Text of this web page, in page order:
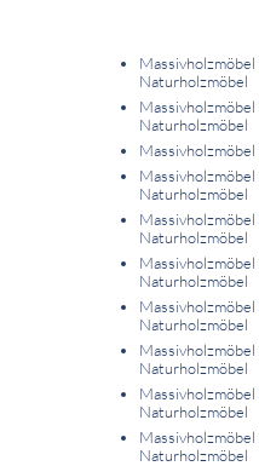
Massivholzmöbel
Naturholzmöbel
Massivholzmöbel
Naturholzmöbel
Massivholzmöbel
Massivholzmöbel
Naturholzmöbel
Massivholzmöbel
Naturholzmöbel
Massivholzmöbel
Naturholzmöbel
Massivholzmöbel
Naturholzmöbel
Massivholzmöbel
Naturholzmöbel
Massivholzmöbel
Naturholzmöbel
Massivholzmöbel
Naturholzmöbel